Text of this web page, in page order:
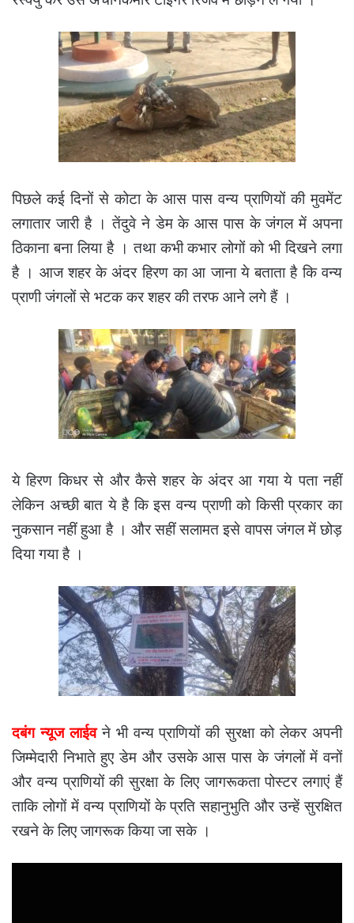
पिछले कई दिनों से कोटा के आस पास वन्य प्राणियों की मुवमेंट
लगातार जारी है । तेंदुवे ने डेम के आस पास के जंगल में अपना
ठिकाना बना लिया है । तथा कभी कभार लोगों को भी दिखने लगा
है । आज शहर के अंदर हिरण का आ जाना ये बताता है कि वन्य
प्राणी जंगलों से भटक कर शहर की तरफ आने लगे हैं ।
ये हिरण किधर से और कैसे शहर के अंदर आ गया ये पता नहीं
लेकिन अच्छी बात ये है कि इस वन्य प्राणी को किसी प्रकार का
नुकसान नहीं हुआ है । और सहीं सलामत इसे वापस जंगल में छोड़
दिया गया है ।
दबंग न्यूज लाईवने भी वन्य प्राणियों की सुरक्षा को लेकर अपनी
जिम्मेदारी निभाते हुए डेम और उसके आस पास के जंगलों में वनों
और वन्य प्राणियों की सुरक्षा के लिए जागरूकता पोस्टर लगाएं हैं
ताकि लोगों में वन्य प्राणियों के प्रति सहानुभुति और उन्हें सुरक्षित
रखने के लिए जागरूक किया जा सके ।